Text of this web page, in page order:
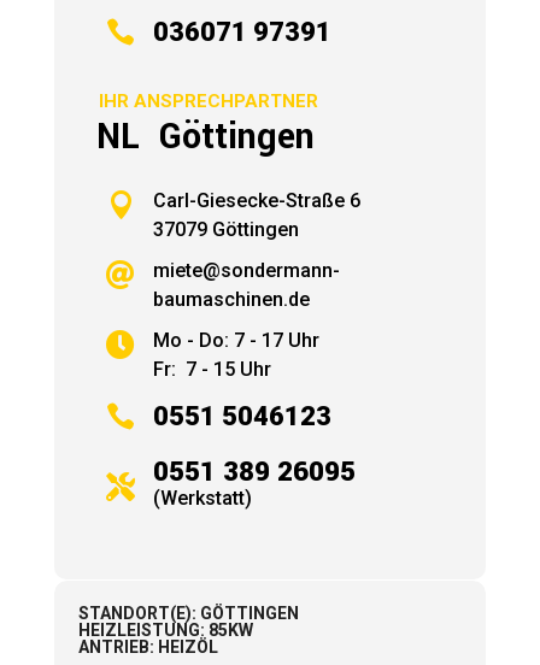
 036071 97391
IHR ANSPRECHPARTNER
NL Göttingen

Carl-Giesecke-Straße 6
37079 Göttingen

miete@sondermann-
baumaschinen.de

Mo - Do: 7 - 17 Uhr
Fr: 7 - 15 Uhr
 0551 5046123
 0551 389 26095
(Werkstatt)
STANDORT(E): GÖTTINGEN
HEIZLEISTUNG: 85KW
ANTRIEB: HEIZÖL